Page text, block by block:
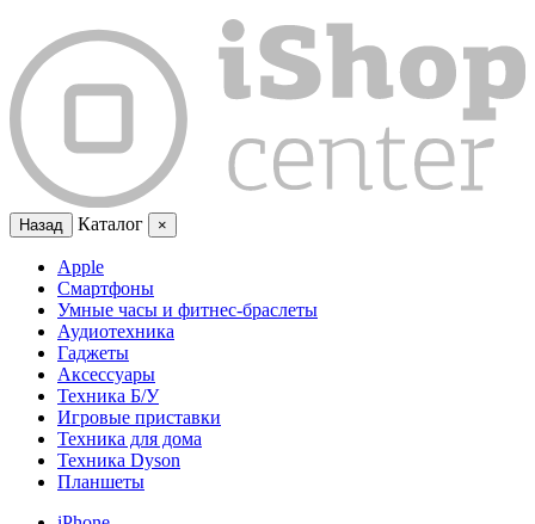
Назад Каталог ×
Apple
Смартфоны
Умные часы и фитнес-браслеты
Аудиотехника
Гаджеты
Аксессуары
Техника Б/У
Игровые приставки
Техника для дома
Техника Dyson
Планшеты